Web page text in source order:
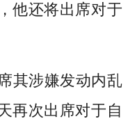
他还将出席对于
其涉嫌发动内乱
再次出席对于自